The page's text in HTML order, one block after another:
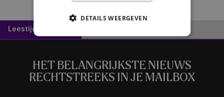
Leestijd:
HET BELANGRIJKSTE NIEUWS
RECHTSTREEKS IN JE MAILBOX
DETAILS WEERGEVEN